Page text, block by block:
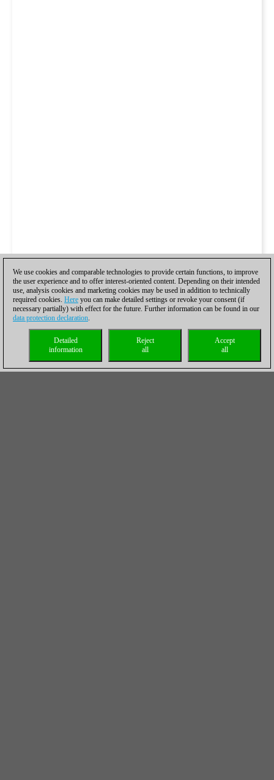
We use cookies and comparable technologies to provide certain functions, to improve
the user experience and to offer interest-oriented content. Depending on their intended
use, analysis cookies and marketing cookies may be used in addition to technically
required cookies. Here you can make detailed settings or revoke your consent (if
necessary partially) with effect for the future. Further information can be found in our
data protection declaration.
Accept
all
Reject
all
Detailed
information